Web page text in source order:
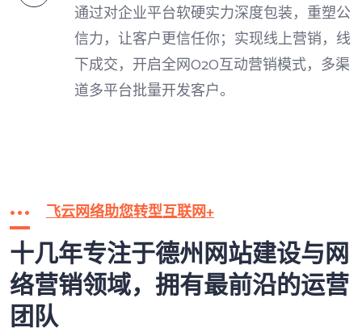
通过对企业平台软硬实力深度包装，重塑公
信力，让客户更信任你；实现线上营销，线
下成交，开启全网O2O互动营销模式，多渠
道多平台批量开发客户。
飞云网络助您转型互联网+
十几年专注于德州网站建设与网
络营销领域，拥有最前沿的运营
团队